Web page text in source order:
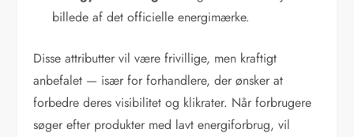
billede af det officielle energimærke.
Disse attributter vil være frivillige, men kraftigt
anbefalet — især for forhandlere, der ønsker at
forbedre deres visibilitet og klikrater. Når forbrugere
søger efter produkter med lavt energiforbrug, vil